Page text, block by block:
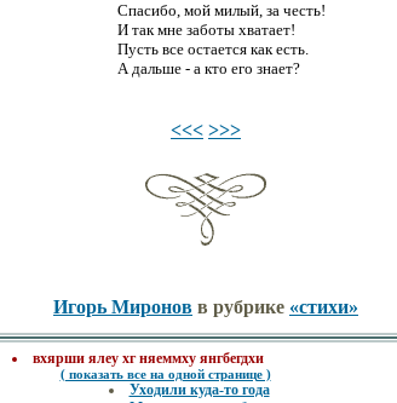
Спасибо, мой милый, за честь!
И так мне заботы хватает!
Пусть все остается как есть.
А дальше - а кто его знает?
<<< >>>
Игорь Миронов в рубрике «стихи»
вхярши ялеу хг няеммху янгбегдхи
( показать все на одной странице )
Уходили куда-то года